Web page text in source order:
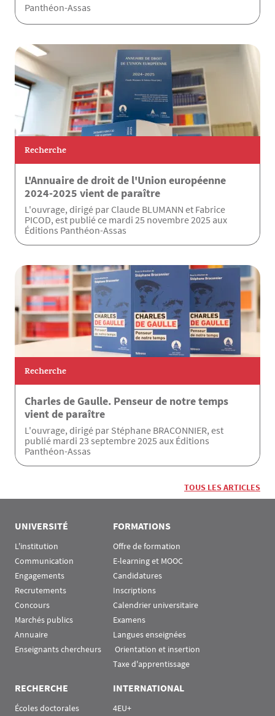
Panthéon-Assas
Recherche
L'Annuaire de droit de l'Union européenne
2024-2025 vient de paraître
L'ouvrage, dirigé par Claude BLUMANN et Fabrice
PICOD, est publié ce mardi 25 novembre 2025 aux
Éditions Panthéon-Assas
Recherche
Charles de Gaulle. Penseur de notre temps
vient de paraître
L'ouvrage, dirigé par Stéphane BRACONNIER, est
publié mardi 23 septembre 2025 aux Éditions
Panthéon-Assas
TOUS LES ARTICLES
UNIVERSITÉ
L'institution
Communication
Engagements
Recrutements
Concours
Marchés publics
Annuaire
Enseignants chercheurs
FORMATIONS
Offre de formation
E-learning et MOOC
Candidatures
Inscriptions
Calendrier universitaire
Examens
Langues enseignées
Orientation et insertion
Taxe d'apprentissage
RECHERCHE
Écoles doctorales
INTERNATIONAL
4EU+